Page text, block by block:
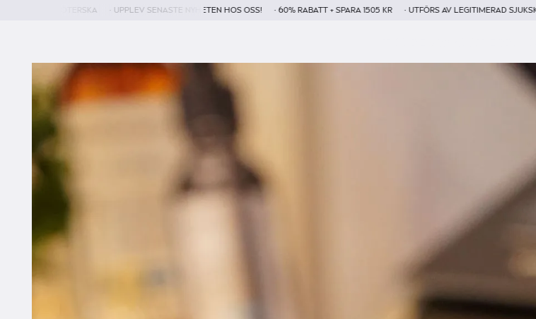
• UPPLEV SENASTE NYHETEN HOS OSS! • 60% RABATT + SPARA 1505 KR • UTFÖRS AV LEGITIMERAD SJUKSKÖTERSKA